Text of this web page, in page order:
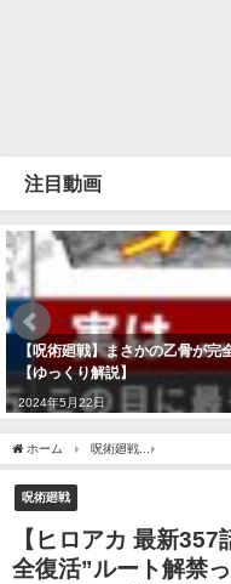
注目動画
【呪術廻戦】まさかの乙骨が
【ゆっくり解説】
2024年5月22日
ホーム 呪術廻戦
呪術廻戦
【ヒロアカ 最新
全復活”ルート解禁